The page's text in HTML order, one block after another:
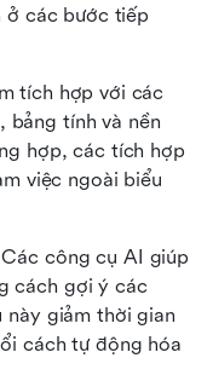
ở các bước tiếp
tích hợp với các
bảng tính và nền
hợp, các tích hợp
việc ngoài biểu
Các công cụ AI giúp
cách gợi ý các
giảm thời gian
cách tự động hóa